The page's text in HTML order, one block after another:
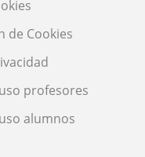
de Cookies
profesores
alumnos